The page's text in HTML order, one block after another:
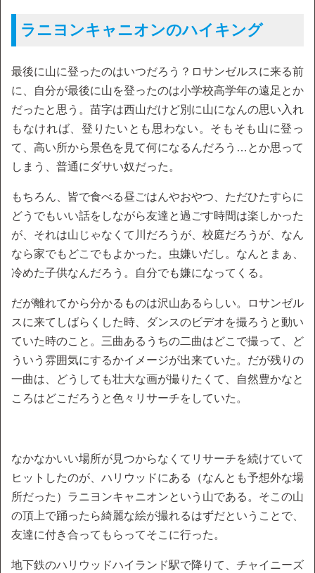
ラニヨンキャニオンのハイキング
最後に山に登ったのはいつだろう？ロサンゼルスに来る前
に、自分が最後に山を登ったのは小学校高学年の遠足とか
だったと思う。苗字は西山だけど別に山になんの思い入れ
もなければ、登りたいとも思わない。そもそも山に登っ
て、高い所から景色を見て何になるんだろう…とか思って
しまう、普通にダサい奴だった。
もちろん、皆で食べる昼ごはんやおやつ、ただひたすらに
どうでもいい話をしながら友達と過ごす時間は楽しかった
が、それは山じゃなくて川だろうが、校庭だろうが、なん
なら家でもどこでもよかった。虫嫌いだし。なんとまぁ、
冷めた子供なんだろう。自分でも嫌になってくる。
だが離れてから分かるものは沢山あるらしい。ロサンゼル
スに来てしばらくした時、ダンスのビデオを撮ろうと動い
ていた時のこと。三曲あるうちの二曲はどこで撮って、ど
ういう雰囲気にするかイメージが出来ていた。だが残りの
一曲は、どうしても壮大な画が撮りたくて、自然豊かなと
ころはどこだろうと色々リサーチをしていた。
なかなかいい場所が見つからなくてリサーチを続けていて
ヒットしたのが、ハリウッドにある（なんとも予想外な場
所だった）ラニヨンキャニオンという山である。そこの山
の頂上で踊ったら綺麗な絵が撮れるはずだということで、
友達に付き合ってもらってそこに行った。
地下鉄のハリウッドハイランド駅で降りて、チャイニーズ